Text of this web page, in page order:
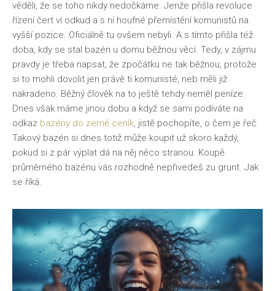
věděli, že se toho nikdy nedočkáme. Jenže přišla revoluce
řízení čert ví odkud a s ní houfné přemístění komunistů na
vyšší pozice. Oficiálně tu ovšem nebyli. A s tímto přišla též
doba, kdy se stal bazén u domu běžnou věcí. Tedy, v zájmu
pravdy je třeba napsat, že zpočátku ne tak běžnou, protože
si to mohli dovolit jen právě ti komunisté, neb měli již
nakradeno. Běžný člověk na to ještě tehdy neměl peníze.
Dnes však máme jinou dobu a když se sami podíváte na
odkaz bazény do země ceník, jistě pochopíte, o čem je řeč.
Takový bazén si dnes totiž může koupit už skoro každý,
pokud si z pár výplat dá na něj něco stranou. Koupě
průměrného bazénu vás rozhodně nepřivedeš zu grunt. Jak
se říká.